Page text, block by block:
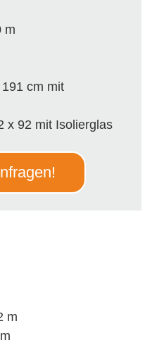
m
cm mit
x 92 mit Isolierglas
m